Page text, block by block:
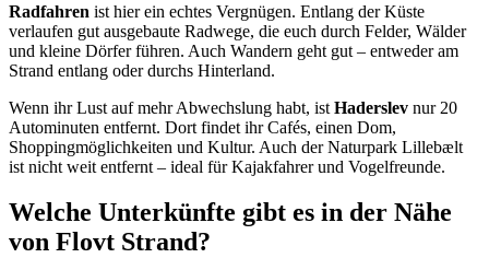
Radfahren ist hier ein echtes Vergnügen. Entlang der Küste
verlaufen gut ausgebaute Radwege, die euch durch Felder, Wälder
und kleine Dörfer führen. Auch Wandern geht gut – entweder am
Strand entlang oder durchs Hinterland.
Wenn ihr Lust auf mehr Abwechslung habt, ist Haderslev nur 20
Autominuten entfernt. Dort findet ihr Cafés, einen Dom,
Shoppingmöglichkeiten und Kultur. Auch der Naturpark Lillebælt
ist nicht weit entfernt – ideal für Kajakfahrer und Vogelfreunde.
Welche Unterkünfte gibt es in der Nähe
von Flovt Strand?